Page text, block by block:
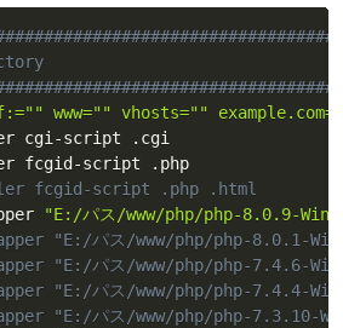
" www="" vhosts=""
cgi-script .cgi
fcgid-script .php .html
"E:/パス/www/php/php-8.0.9-
"E:/パス/www/php/php-8.0.1-
"E:/パス/www/php/php-7.4.6-
"E:/パス/www/php/php-7.4.4-
"E:/パス/www/php/php-7.3.10-